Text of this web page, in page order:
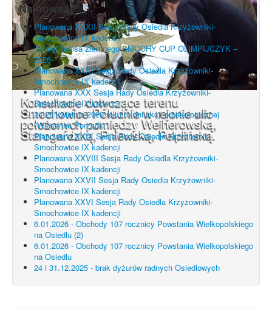
Konsultacje dotyczące terenu
Smochowice Południe w rejonie ulic
położonych pomiędzy Wejherowską,
Starogardzką, Pniewską, Pelplińską.
Najnowsze
Planowana XXXII Sesja Rady Osiedla Krzyżowniki-
Smochowice IX kadencji
Turniej Tenisa Ziemnego SMOCHY CUP OLIMPIJCZYK –
2026
Planowana XXXI Sesja Rady Osiedla Krzyżowniki-
Smochowice IX kadencji
Planowana XXX Sesja Rady Osiedla Krzyżowniki-
Smochowice IX kadencji
24-26 kwietnia 2026 roku to dni akcji proekologicznej
"Wiosenne Porządki"
Planowana XXIX Sesja Rady Osiedla Krzyżowniki-
Smochowice IX kadencji
Planowana XXVIII Sesja Rady Osiedla Krzyżowniki-
Smochowice IX kadencji
Planowana XXVII Sesja Rady Osiedla Krzyżowniki-
Smochowice IX kadencji
Planowana XXVI Sesja Rady Osiedla Krzyżowniki-
Smochowice IX kadencji
6.01.2026 - Obchody 107 rocznicy Powstania Wielkopolskiego
na Osiedlu (2)
6.01.2026 - Obchody 107 rocznicy Powstania Wielkopolskiego
na Osiedlu
24 i 31.12.2025 - brak dyżurów radnych Osiedlowych